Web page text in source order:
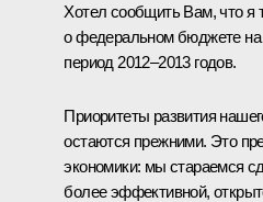
Хотел сообщить Вам, что я
о федеральном бюджете
период 2012–2013 годов.
Приоритеты развития
остаются прежними. Это
экономики: мы стараемся
более эффективной,